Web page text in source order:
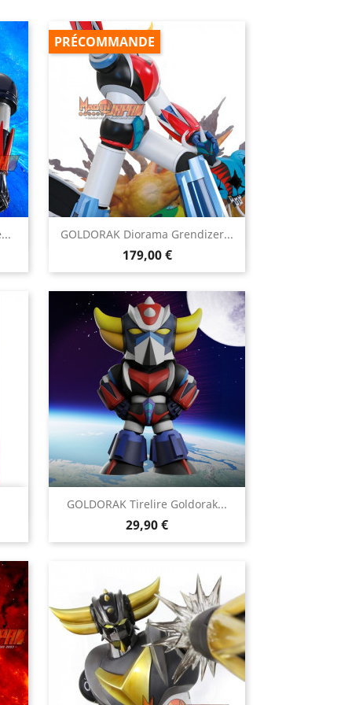
GOLDORAK Diorama Grendizer...
Prix
179,00 €
PRÉCOMMANDE
Aperçu rapide
GOLDORAK Tirelire Goldorak...
Prix
29,90 €
Aperçu rapide